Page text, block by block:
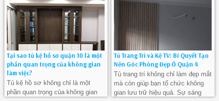
Tại sao tủ kệ hồ sơ quận 10 là một
phần quan trọng của không gian
làm việc?
Tủ kệ hồ sơ không chỉ là một
phần quan trọng của không gian
Tủ Trang Trí và Kệ TV: Bí Quyết Tạo
Nên Góc Phòng Đẹp Ở Quận 4
Tủ trang trí không chỉ làm đẹp mắt
mà còn giúp bạn tổ chức không
gian lưu trữ hiệu quả. Sự sáng